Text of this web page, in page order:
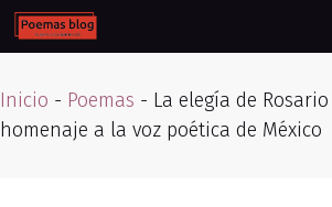
Skip
to
Inicio - Poemas - La elegía de
homenaje a la voz poética de México